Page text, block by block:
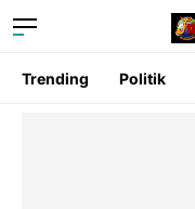
Trending Politik